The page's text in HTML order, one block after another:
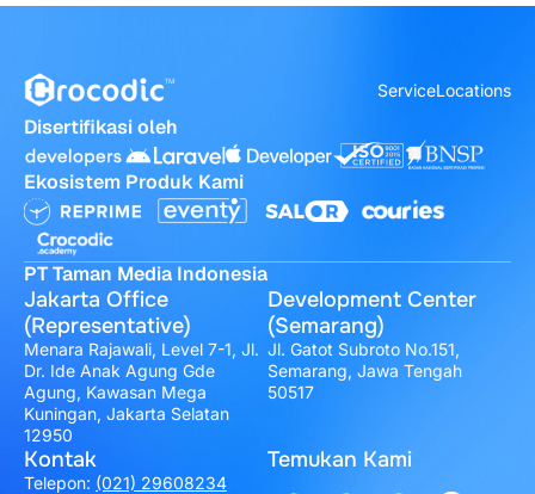
ServiceLocations
Disertifikasi oleh
Ekosistem Produk Kami
PT Taman Media Indonesia
Jakarta Office
(Representative)
Menara Rajawali, Level 7-1, Jl.
Dr. Ide Anak Agung Gde
Agung, Kawasan Mega
Kuningan, Jakarta Selatan
12950
Development Center
(Semarang)
Jl. Gatot Subroto No.151,
Semarang, Jawa Tengah
50517
Kontak
Telepon: (021) 29608234
Temukan Kami